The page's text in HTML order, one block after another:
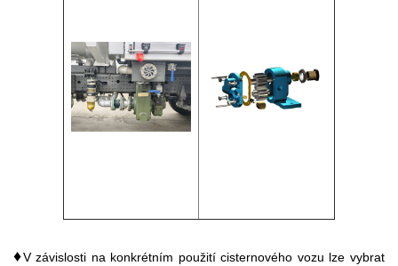
♦V závislosti na konkrétním použití cisternového vozu lze vybrat